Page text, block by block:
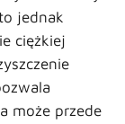
jednak
ciężkiej
może przede